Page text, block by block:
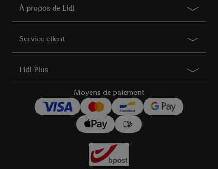
À propos de Lidl
Service client
Lidl Plus
Moyens de paiement